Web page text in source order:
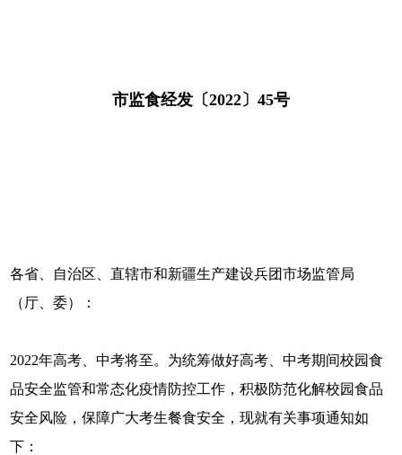
市监食经发〔2022〕45号
各省、自治区、直辖市和新疆生产建设兵团市场监管局
（厅、委）：
2022年高考、中考将至。为统筹做好高考、中考期间校园食
品安全监管和常态化疫情防控工作，积极防范化解校园食品
安全风险，保障广大考生餐食安全，现就有关事项通知如
下：